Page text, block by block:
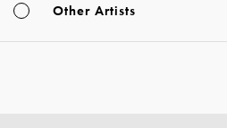
Other Artists